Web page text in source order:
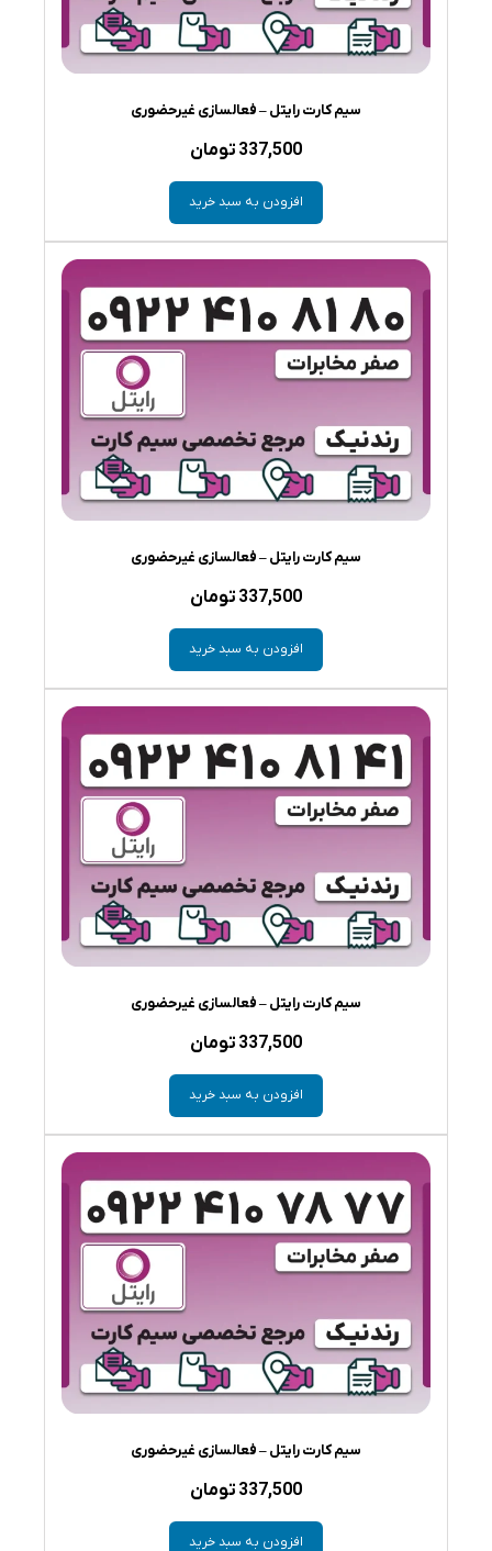
سیم کارت رایتل – فعالسازی غیرحضوری
337,500 تومان
افزودن به سبد خرید
سیم کارت رایتل – فعالسازی غیرحضوری
337,500 تومان
افزودن به سبد خرید
سیم کارت رایتل – فعالسازی غیرحضوری
337,500 تومان
افزودن به سبد خرید
سیم کارت رایتل – فعالسازی غیرحضوری
337,500 تومان
افزودن به سبد خرید